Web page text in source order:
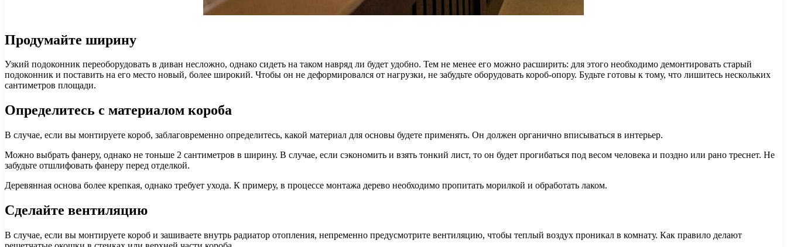
Продумайте ширину
Узкий подоконник переоборудовать в диван несложно, однако сидеть на таком навряд ли будет удобно. Тем не менее его можно расширить: для этого необходимо демонтировать старый
подоконник и поставить на его место новый, более широкий. Чтобы он не деформировался от нагрузки, не забудьте оборудовать короб-опору. Будьте готовы к тому, что лишитесь нескольких
сантиметров площади.
Определитесь с материалом короба
В случае, если вы монтируете короб, заблаговременно определитесь, какой материал для основы будете применять. Он должен органично вписываться в интерьер.
Можно выбрать фанеру, однако не тоньше 2 сантиметров в ширину. В случае, если сэкономить и взять тонкий лист, то он будет прогибаться под весом человека и поздно или рано треснет. Не
забудьте отшлифовать фанеру перед отделкой.
Деревянная основа более крепкая, однако требует ухода. К примеру, в процессе монтажа дерево необходимо пропитать морилкой и обработать лаком.
Сделайте вентиляцию
В случае, если вы монтируете короб и зашиваете внутрь радиатор отопления, непременно предусмотрите вентиляцию, чтобы теплый воздух проникал в комнату. Как правило делают